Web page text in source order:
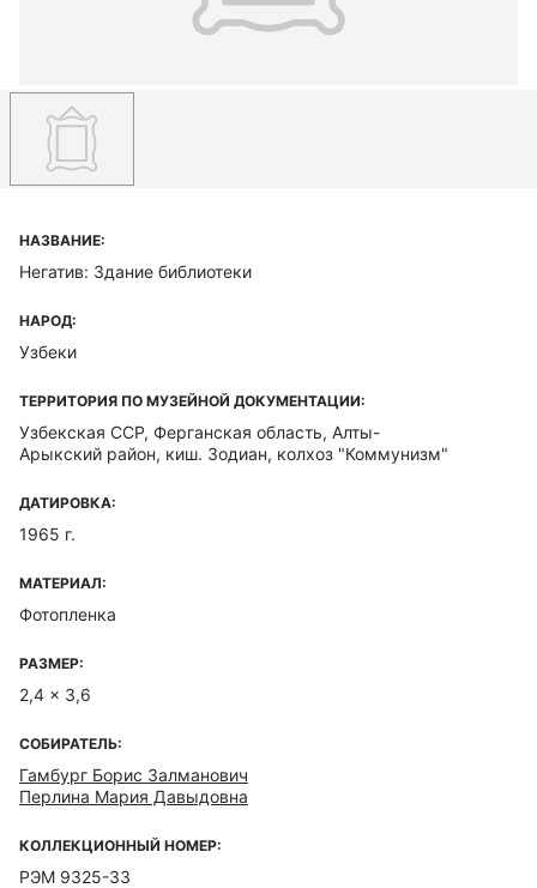
НАЗВАНИЕ:
Негатив: Здание библиотеки
НАРОД:
Узбеки
ТЕРРИТОРИЯ ПО МУЗЕЙНОЙ ДОКУМЕНТАЦИИ:
Узбекская ССР, Ферганская область, Алты-
Арыкский район, киш. Зодиан, колхоз "Коммунизм"
ДАТИРОВКА:
1965 г.
МАТЕРИАЛ:
Фотопленка
РАЗМЕР:
2,4 x 3,6
СОБИРАТЕЛЬ:
Гамбург Борис Залманович
Перлина Мария Давыдовна
КОЛЛЕКЦИОННЫЙ НОМЕР:
РЭМ 9325-33